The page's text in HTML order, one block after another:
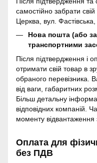
самостійно забрати
Церква, вул.
Нова пошта (або
транспортними
Після підтвердження і
отримати свій товар в
обраного перевізника.
від ваги, габаритних
Більш детальну
відповідних компаній.
моменту
Оплата для
без ПДВ